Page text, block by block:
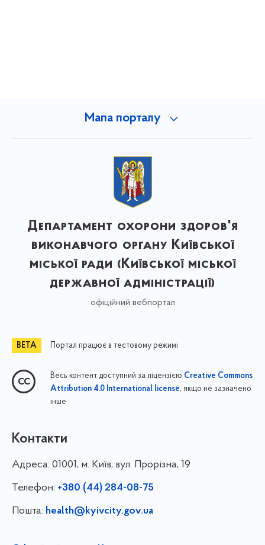
Мапа порталу
Департамент охорони здоров'я
виконавчого органу Київської
міської ради (Київської міської
державної адміністрації)
офіційний вебпортал
Портал працює в тестовому режимі
Весь контент доступний за ліцензією Creative Commons
Attribution 4.0 International license, якщо не зазначено
інше
Контакти
Адреса: 01001, м. Київ, вул. Прорізна, 19
Телефон: +380 (44) 284-08-75
Пошта: health@kyivcity.gov.ua